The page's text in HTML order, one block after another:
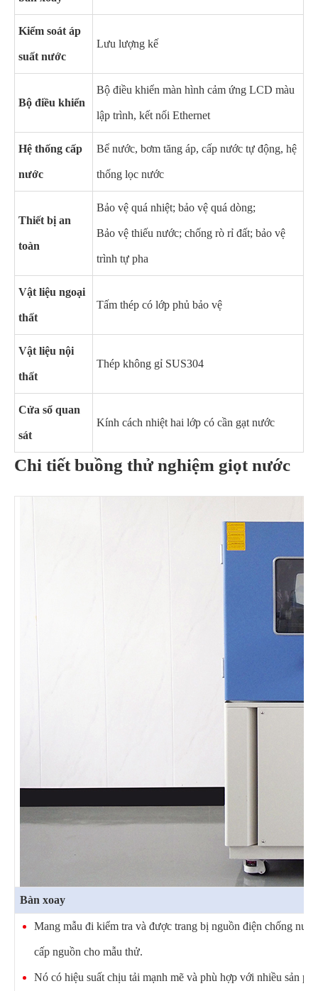
Kiểm soát áp
suất nước
Lưu lượng kế
Bộ điều khiển
Bộ điều khiển màn hình cảm ứng LCD màu
lập trình, kết nối Ethernet
Hệ thống cấp
nước
Bể nước, bơm tăng áp, cấp nước tự động, hệ
thống lọc nước
Thiết bị an
toàn
Bảo vệ quá nhiệt; bảo vệ quá dòng;
Bảo vệ thiếu nước; chống rò rỉ đất; bảo vệ
trình tự pha
Vật liệu ngoại
thất
Tấm thép có lớp phủ bảo vệ
Vật liệu nội
thất
Thép không gỉ SUS304
Cửa sổ quan
sát
Kính cách nhiệt hai lớp có cần gạt nước
Chi tiết buồng thử nghiệm giọt nước
Bàn xoay
Mang mẫu đi kiểm tra và được trang bị nguồn điện chống
cấp nguồn cho mẫu thử.
Nó có hiệu suất chịu tải mạnh mẽ và phù hợp với nhiều sản